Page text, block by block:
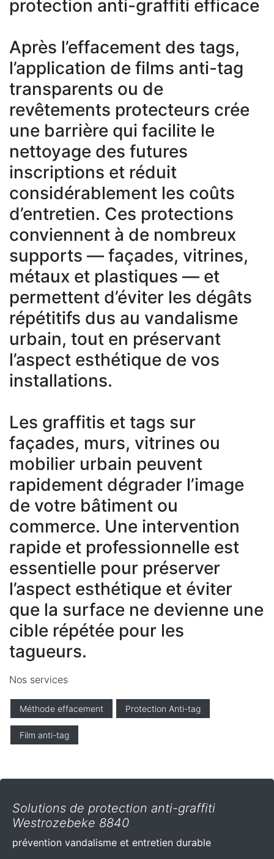
protection anti-graffiti efficace
Après l’effacement des tags,
l’application de films anti-tag
transparents ou de
revêtements protecteurs crée
une barrière qui facilite le
nettoyage des futures
inscriptions et réduit
considérablement les coûts
d’entretien. Ces protections
conviennent à de nombreux
supports — façades, vitrines,
métaux et plastiques — et
permettent d’éviter les dégâts
répétitifs dus au vandalisme
urbain, tout en préservant
l’aspect esthétique de vos
installations.
Les graffitis et tags sur
façades, murs, vitrines ou
mobilier urbain peuvent
rapidement dégrader l’image
de votre bâtiment ou
commerce. Une intervention
rapide et professionnelle est
essentielle pour préserver
l’aspect esthétique et éviter
que la surface ne devienne une
cible répétée pour les
tagueurs.
Nos services
Méthode effacement Protection Anti-tag
Film anti-tag
Solutions de protection anti-graffiti
Westrozebeke 8840
prévention vandalisme et entretien durable